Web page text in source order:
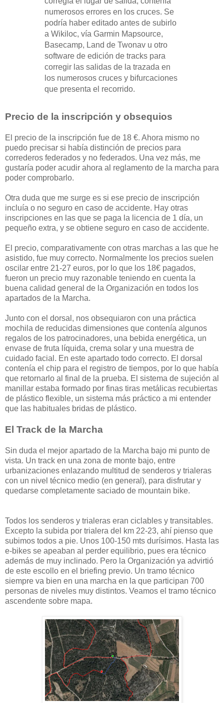
numerosos errores en los cruces. Se
podría haber editado antes de subirlo
a Wikiloc, vía Garmin Mapsource,
Basecamp, Land de Twonav u otro
software de edición de tracks para
corregir las salidas de la trazada en
los numerosos cruces y bifurcaciones
que presenta el recorrido.
Precio de la inscripción y obsequios
El precio de la inscripción fue de 18 €. Ahora mismo no
puedo precisar si había distinción de precios para
correderos federados y no federados. Una vez más, me
gustaría poder acudir ahora al reglamento de la marcha para
poder comprobarlo.
Otra duda que me surge es si ese precio de inscripción
incluía o no seguro en caso de accidente. Hay otras
inscripciones en las que se paga la licencia de 1 día, un
pequeño extra, y se obtiene seguro en caso de accidente.
El precio, comparativamente con otras marchas a las que he
asistido, fue muy correcto. Normalmente los precios suelen
oscilar entre 21-27 euros, por lo que los 18€ pagados,
fueron un precio muy razonable teniendo en cuenta la
buena calidad general de la Organización en todos los
apartados de la Marcha.
Junto con el dorsal, nos obsequiaron con una práctica
mochila de reducidas dimensiones que contenía algunos
regalos de los patrocinadores, una bebida energética, un
envase de fruta líquida, crema solar y una muestra de
cuidado facial. En este apartado todo correcto. El dorsal
contenía el chip para el registro de tiempos, por lo que había
que retornarlo al final de la prueba. El sistema de sujeción al
manillar estaba formado por finas tiras metálicas recubiertas
de plástico flexible, un sistema más práctico a mi entender
que las habituales bridas de plástico.
El Track de la Marcha
Sin duda el mejor apartado de la Marcha bajo mi punto de
vista. Un track en una zona de monte bajo, entre
urbanizaciones enlazando multitud de senderos y trialeras
con un nivel técnico medio (en general), para disfrutar y
quedarse completamente saciado de mountain bike.
Todos los senderos y trialeras eran ciclables y transitables.
Excepto la subida por trialera del km 22-23, ahí pienso que
subimos todos a pie. Unos 100-150 mts durísimos. Hasta las
e-bikes se apeaban al perder equilibrio, pues era técnico
además de muy inclinado. Pero la Organización ya advirtió
de este escollo en el briefing previo. Un tramo técnico
siempre va bien en una marcha en la que participan 700
personas de niveles muy distintos. Veamos el tramo técnico
ascendente sobre mapa.